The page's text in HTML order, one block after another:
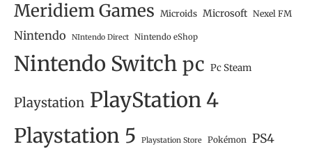
Meridiem Games Microids Microsoft Nexel FM
Nintendo NIntendo Direct Nintendo eShop
Nintendo Switch pc Pc Steam
Playstation PlayStation 4
Playstation 5 Playstation Store Pokémon PS4